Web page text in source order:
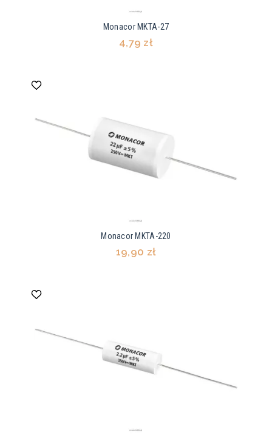
Monacor MKTA-27
4,79 zł
Monacor MKTA-220
19,90 zł